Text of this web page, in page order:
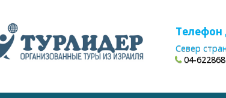
Телефон
Север
04-